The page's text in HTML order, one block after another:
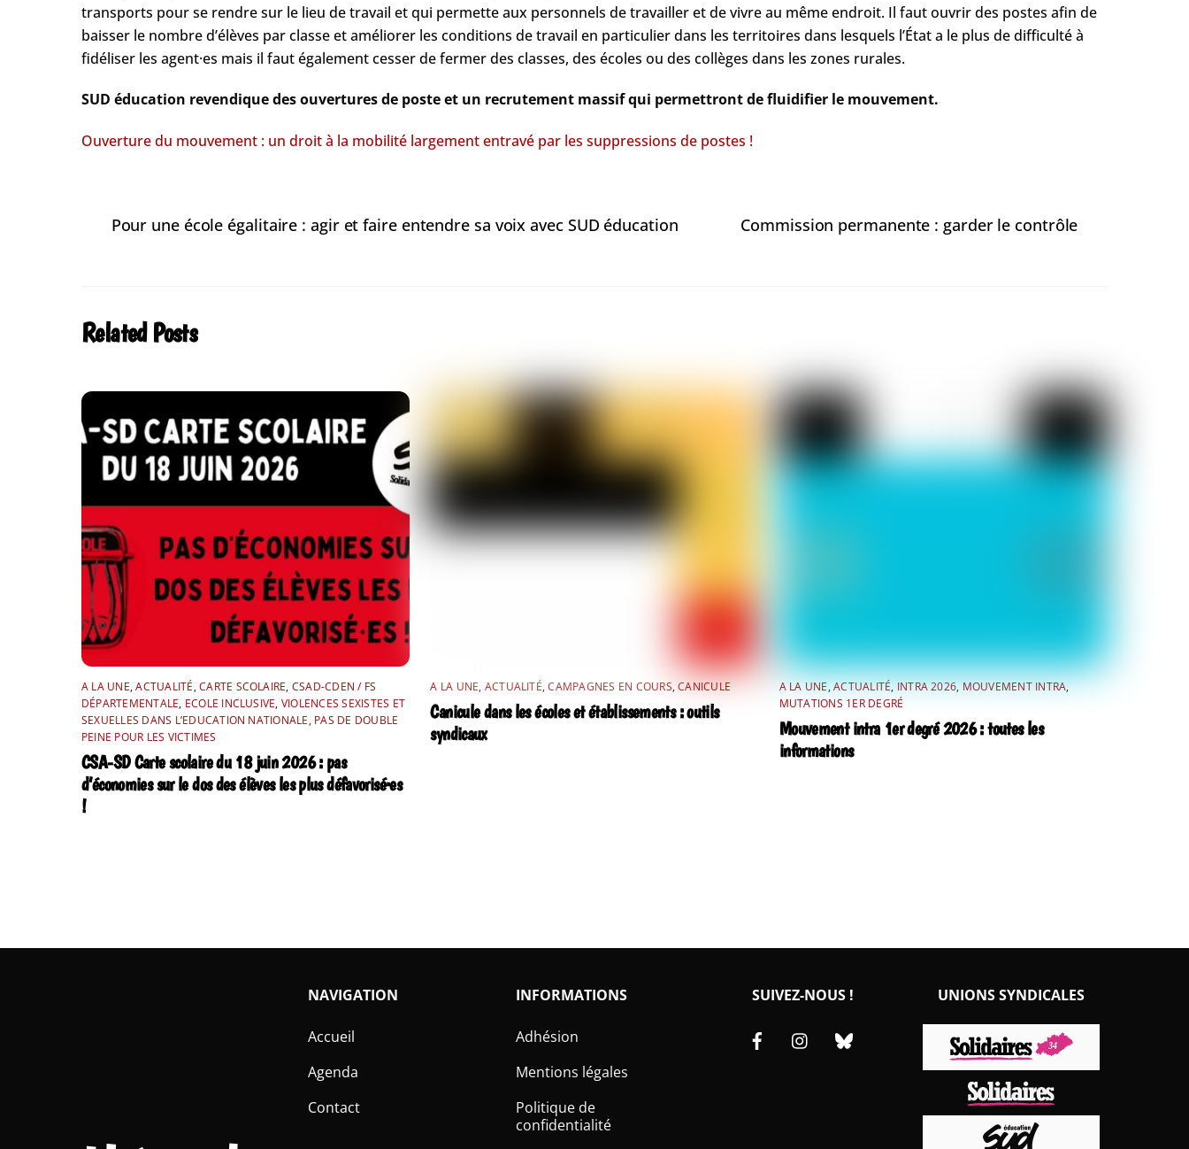
transports pour se rendre sur le lieu de travail et qui permette aux personnels de travailler et de vivre au même endroit. Il faut ouvrir des postes afin de
baisser le nombre d’élèves par classe et améliorer les conditions de travail en particulier dans les territoires dans lesquels l’État a le plus de difficulté à
fidéliser les agent·es mais il faut également cesser de fermer des classes, des écoles ou des collèges dans les zones rurales.
SUD éducation revendique des ouvertures de poste et un recrutement massif qui permettront de fluidifier le mouvement.
Ouverture du mouvement : un droit à la mobilité largement entravé par les suppressions de postes !
Pour une école égalitaire : agir et faire entendre sa voix avec SUD éducation Commission permanente : garder le contrôle
Related Posts
A LA UNE,ACTUALITÉ,CARTE SCOLAIRE, CSAD-CDEN / FS
DÉPARTEMENTALE, ECOLE INCLUSIVE, VIOLENCES SEXISTES ET
SEXUELLES DANS L’EDUCATION NATIONALE, PAS DE DOUBLE
PEINE POUR LES VICTIMES
CSA-SD Carte scolaire du 18 juin 2026 : pas
d’économies sur le dos des élèves les plus défavorisé·es
!
A LA UNE, ACTUALITÉ,CAMPAGNES EN COURS,CANICULE
Canicule dans les écoles et établissements : outils
syndicaux
A LA UNE,ACTUALITÉ,INTRA 2026,MOUVEMENT INTRA,
MUTATIONS 1ER DEGRÉ
Mouvement intra 1er degré 2026 : toutes les
informations
NAVIGATION
Accueil
Agenda
Contact
INFORMATIONS
Adhésion
Mentions légales
Politique de
confidentialité
SUIVEZ-NOUS !
FacebookInstagram
UNIONS SYNDICALES